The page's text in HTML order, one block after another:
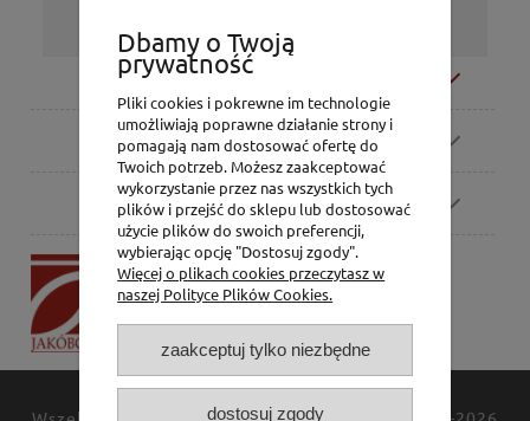
Moje konto
Zamówienia
Pomoc
P.H. Jakóbczak
Dorota Jakóbczak
42-202 Częstochowa
Dbamy o Twoją
prywatność
Pliki cookies i pokrewne im technologie
umożliwiają poprawne działanie strony i
pomagają nam dostosować ofertę do
Twoich potrzeb. Możesz zaakceptować
wykorzystanie przez nas wszystkich tych
plików i przejść do sklepu lub dostosować
użycie plików do swoich preferencji,
wybierając opcję "Dostosuj zgody".
Więcej o plikach cookies przeczytasz w
naszej Polityce Plików Cookies.
zaakceptuj tylko niezbędne
dostosuj zgody